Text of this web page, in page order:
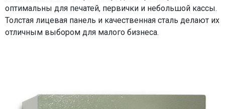
оптимальны для печатей, первички и небольшой кассы.
Толстая лицевая панель и качественная сталь делают их
отличным выбором для малого бизнеса.